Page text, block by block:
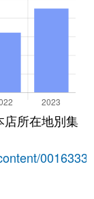
所在地別集